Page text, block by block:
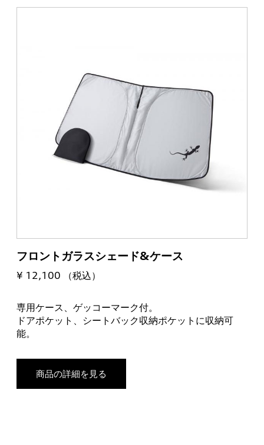
フロントガラスシェード&ケース
¥ 12,100 （税込）
専用ケース、ゲッコーマーク付。
ドアポケット、シートバック収納ポケットに収納可
能。
商品の詳細を見る